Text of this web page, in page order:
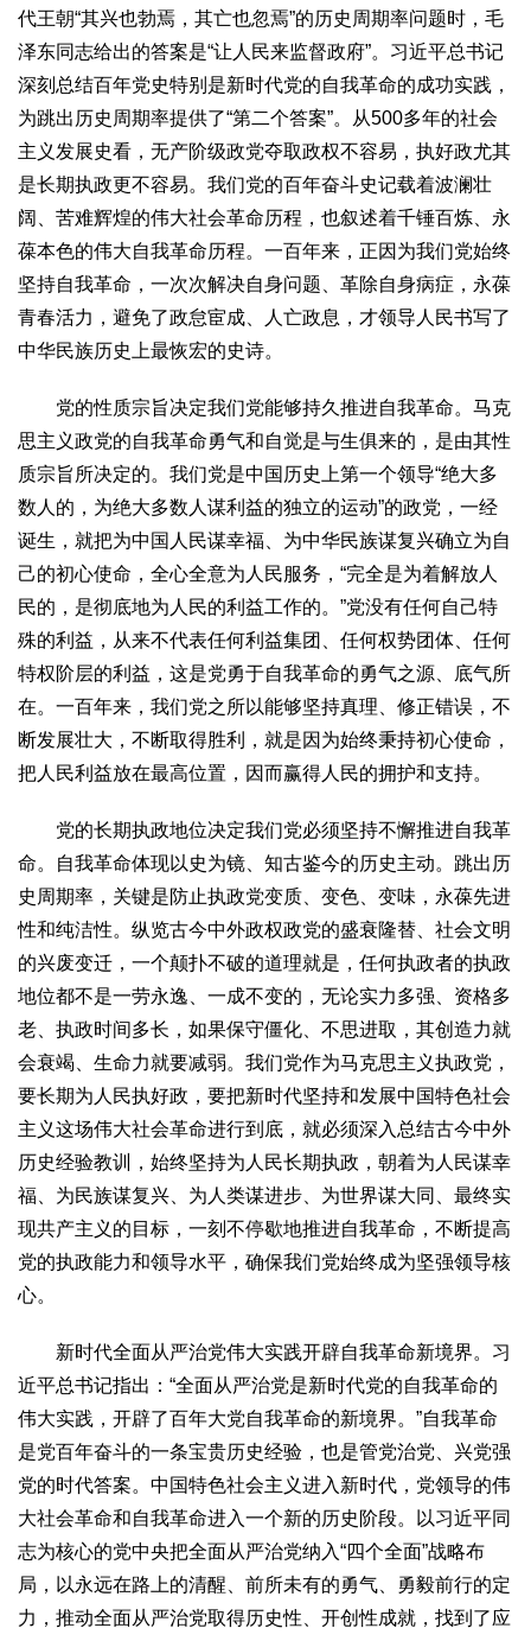
中国与世界 国际视点 国际合作 他山之石
生态
生态文明 能源资源 环境保护 地方生态 休闲旅游
视频
访谈 动态
地方
京 津 冀 蒙 辽 吉 黑 沪 苏 浙 皖
赣
鲁 豫 鄂 湘 粤 桂 琼 渝 川 黔 滇
藏
陕
甘 青 宁 新 港 澳
智库
智库建设 智库专家 智库战略 智库之声
信息
地方动态 地方强音
在线期刊
2017 2016 2015 2018 2019
关于我们
杂志简介 杂志编委会 组织机构 联系我们 智慧中国动态
智慧城市
全景中国 智慧旅游 智慧教育 智慧医疗
智慧交通
康养
工作动态 康养思语 明星老人 项目介绍
县域经济
成果展示
政策发布 视频播报 工程案例
康养智库
合作伙伴
代王朝“其兴也勃焉，其亡也忽焉”的历史周期率问题时，毛
泽东同志给出的答案是“让人民来监督政府”。习近平总书记
深刻总结百年党史特别是新时代党的自我革命的成功实践，
为跳出历史周期率提供了“第二个答案”。从500多年的社会
主义发展史看，无产阶级政党夺取政权不容易，执好政尤其
是长期执政更不容易。我们党的百年奋斗史记载着波澜壮
阔、苦难辉煌的伟大社会革命历程，也叙述着千锤百炼、永
葆本色的伟大自我革命历程。一百年来，正因为我们党始终
坚持自我革命，一次次解决自身问题、革除自身病症，永葆
青春活力，避免了政怠宦成、人亡政息，才领导人民书写了
中华民族历史上最恢宏的史诗。
党的性质宗旨决定我们党能够持久推进自我革命。马克
思主义政党的自我革命勇气和自觉是与生俱来的，是由其性
质宗旨所决定的。我们党是中国历史上第一个领导“绝大多
数人的，为绝大多数人谋利益的独立的运动”的政党，一经
诞生，就把为中国人民谋幸福、为中华民族谋复兴确立为自
己的初心使命，全心全意为人民服务，“完全是为着解放人
民的，是彻底地为人民的利益工作的。”党没有任何自己特
殊的利益，从来不代表任何利益集团、任何权势团体、任何
特权阶层的利益，这是党勇于自我革命的勇气之源、底气所
在。一百年来，我们党之所以能够坚持真理、修正错误，不
断发展壮大，不断取得胜利，就是因为始终秉持初心使命，
把人民利益放在最高位置，因而赢得人民的拥护和支持。
党的长期执政地位决定我们党必须坚持不懈推进自我革
命。自我革命体现以史为镜、知古鉴今的历史主动。跳出历
史周期率，关键是防止执政党变质、变色、变味，永葆先进
性和纯洁性。纵览古今中外政权政党的盛衰隆替、社会文明
的兴废变迁，一个颠扑不破的道理就是，任何执政者的执政
地位都不是一劳永逸、一成不变的，无论实力多强、资格多
老、执政时间多长，如果保守僵化、不思进取，其创造力就
会衰竭、生命力就要减弱。我们党作为马克思主义执政党，
要长期为人民执好政，要把新时代坚持和发展中国特色社会
主义这场伟大社会革命进行到底，就必须深入总结古今中外
历史经验教训，始终坚持为人民长期执政，朝着为人民谋幸
福、为民族谋复兴、为人类谋进步、为世界谋大同、最终实
现共产主义的目标，一刻不停歇地推进自我革命，不断提高
党的执政能力和领导水平，确保我们党始终成为坚强领导核
心。
新时代全面从严治党伟大实践开辟自我革命新境界。习
近平总书记指出：“全面从严治党是新时代党的自我革命的
伟大实践，开辟了百年大党自我革命的新境界。”自我革命
是党百年奋斗的一条宝贵历史经验，也是管党治党、兴党强
党的时代答案。中国特色社会主义进入新时代，党领导的伟
大社会革命和自我革命进入一个新的历史阶段。以习近平同
志为核心的党中央把全面从严治党纳入“四个全面”战略布
局，以永远在路上的清醒、前所未有的勇气、勇毅前行的定
力，推动全面从严治党取得历史性、开创性成就，找到了应